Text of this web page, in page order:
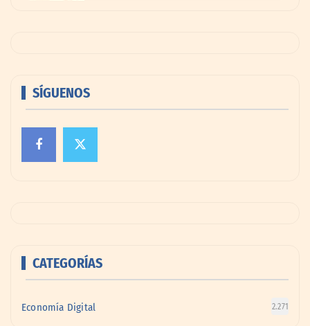
SÍGUENOS
CATEGORÍAS
Economía Digital 2.271